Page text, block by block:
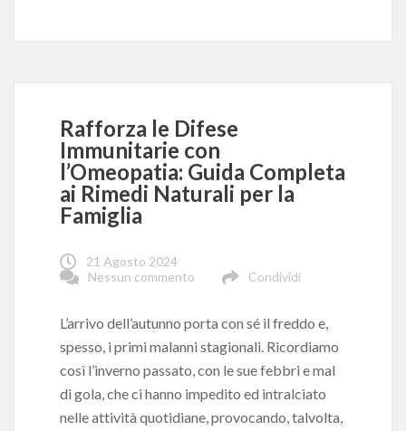
Rafforza le Difese
Immunitarie con
l’Omeopatia: Guida Completa
ai Rimedi Naturali per la
Famiglia
21 Agosto 2024
Nessun commento
Condividi
L’arrivo dell’autunno porta con sé il freddo e,
spesso, i primi malanni stagionali. Ricordiamo
così l’inverno passato, con le sue febbri e mal
di gola, che ci hanno impedito ed intralciato
nelle attività quotidiane, provocando, talvolta,